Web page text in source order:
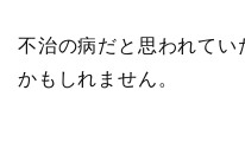
不治の病だと思われてい
かもしれません。